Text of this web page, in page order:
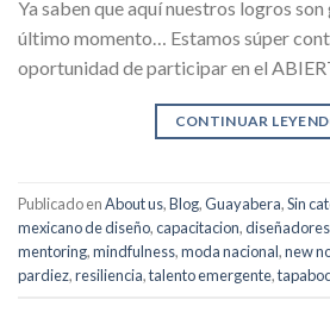
Ya saben que aquí nuestros logros
último momento… Estamos súper
oportunidad de participar en el
CONTINUAR
Publicado enAbout us,Blog,Guayabera,Sin
mexicano de diseño,capacitacion,diseñadores
mentoring,mindfulness,moda nacional,new
pardiez,resiliencia,talento emergente,